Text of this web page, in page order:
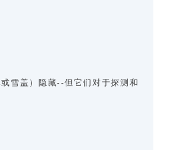
雪盖）隐藏--但它们对于探测和